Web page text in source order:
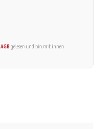
AGBgelesen und bin mit ihnen